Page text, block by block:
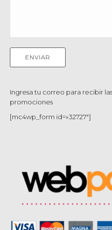
Ingresa tu correo para recibir
promociones
[mc4wp_form id=»32727″]